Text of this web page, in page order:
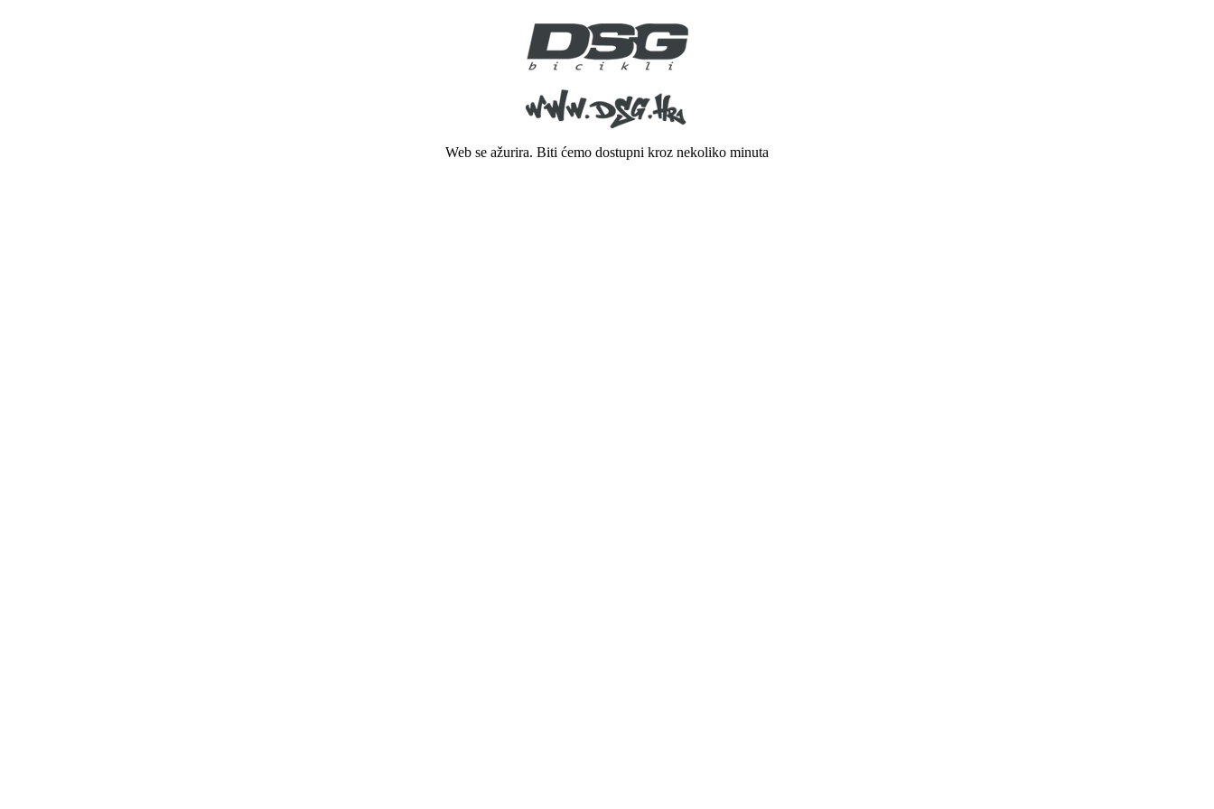
Web se ažurira. Biti ćemo dostupni kroz nekoliko minuta